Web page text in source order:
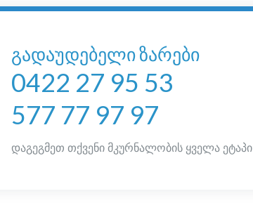
გადაუდებელი ზარები
0422 27 95 53
577 77 97 97
დაგეგმეთ თქვენი მკურნალობის ყველა ეტაპი